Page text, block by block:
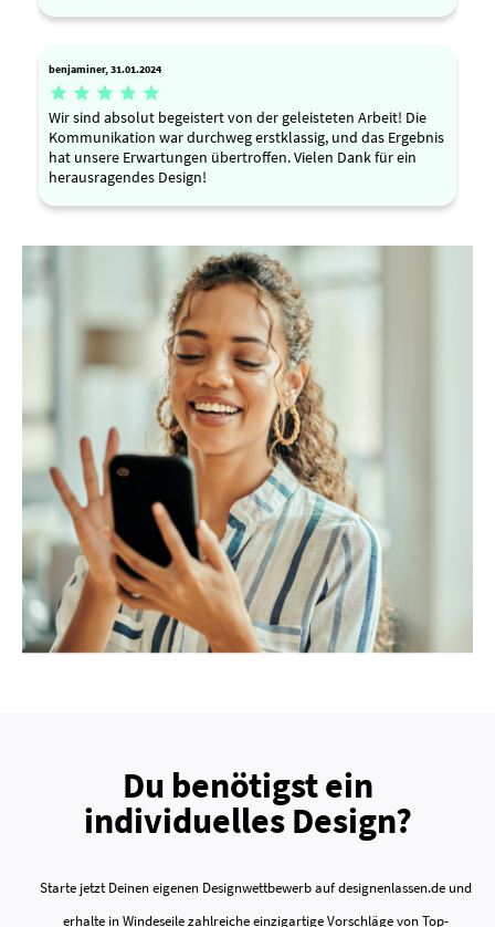
benjaminer, 31.01.2024
    
Wir sind absolut begeistert von der geleisteten Arbeit! Die
Kommunikation war durchweg erstklassig, und das Ergebnis
hat unsere Erwartungen übertroffen. Vielen Dank für ein
herausragendes Design!
Du benötigst ein
individuelles Design?
Starte jetzt Deinen eigenen Designwettbewerb auf designenlassen.de und
erhalte in Windeseile zahlreiche einzigartige Vorschläge von Top-